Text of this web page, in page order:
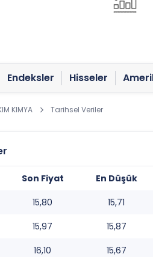
Endeksler Hisseler
KIMYA Tarihsel Veriler
Son Fiyat En Düşük
15,80 15,71
15,97 15,87
16,10 15,67